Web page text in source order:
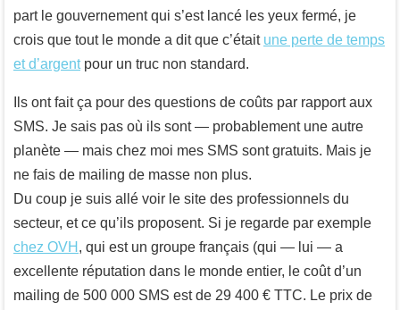
part le gouvernement qui s’est lancé les yeux fermé, je
crois que tout le monde a dit que c’était une perte de temps
et d’argentpour un truc non standard.
Ils ont fait ça pour des questions de coûts par rapport aux
SMS. Je sais pas où ils sont — probablement une autre
planète — mais chez moi mes SMS sont gratuits. Mais je
ne fais de mailing de masse non plus.
Du coup je suis allé voir le site des professionnels du
secteur, et ce qu’ils proposent. Si je regarde par exemple
chez OVH , qui est un groupe français (qui — lui — a
excellente réputation dans le monde entier, le coût d’un
mailing de 500 000 SMS est de 29 400 € TTC. Le prix de